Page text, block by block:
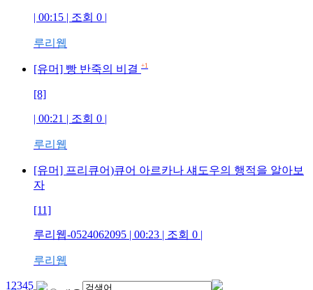
| 00:15 | 조회 0 |
루리웹
[유머] 빵 반죽의 비결 +1
[8]
| 00:21 | 조회 0 |
루리웹
[유머] 프리큐어)큐어 아르카나 섀도우의 행적을 알아보
자
[11]
루리웹-0524062095 | 00:23 | 조회 0 |
루리웹
1 2345